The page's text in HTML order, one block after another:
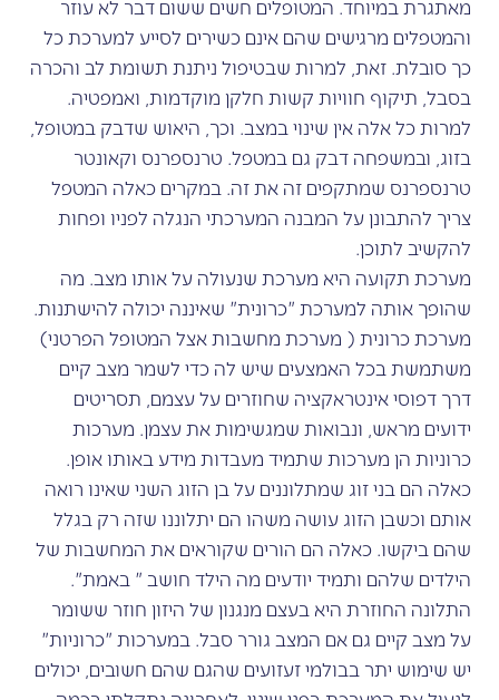
מאתגרת במיוחד. המטופלים חשים ששום דבר לא עוזר
והמטפלים מרגישים שהם אינם כשירים לסייע למערכת כל
כך סובלת. זאת, למרות שבטיפול ניתנת תשומת לב והכרה
בסבל, תיקוף חוויות קשות חלקן מוקדמות, ואמפטיה.
למרות כל אלה אין שינוי במצב. וכך, היאוש שדבק במטופל,
בזוג, ובמשפחה דבק גם במטפל. טרנספרנס וקאונטר
טרנספרנס שמתקפים זה את זה. במקרים כאלה המטפל
צריך להתבונן על המבנה המערכתי הנגלה לפניו ופחות
להקשיב לתוכן.
מערכת תקועה היא מערכת שנעולה על אותו מצב. מה
שהופך אותה למערכת "כרונית" שאיננה יכולה להישתנות.
מערכת כרונית ( מערכת מחשבות אצל המטופל הפרטני)
משתמשת בכל האמצעים שיש לה כדי לשמר מצב קיים
דרך דפוסי אינטראקציה שחוזרים על עצמם, תסריטים
ידועים מראש, ונבואות שמגשימות את עצמן. מערכות
כרוניות הן מערכות שתמיד מעבדות מידע באותו אופן.
כאלה הם בני זוג שמתלוננים על בן הזוג השני שאינו רואה
אותם וכשבן הזוג עושה משהו הם יתלוננו שזה רק בגלל
שהם ביקשו. כאלה הם הורים שקוראים את המחשבות של
הילדים שלהם ותמיד יודעים מה הילד חושב " באמת".
התלונה החוזרת היא בעצם מנגנון של היזון חוזר ששומר
על מצב קיים גם אם המצב גורר סבל. במערכות "כרוניות"
יש שימוש יתר בבולמי זעזועים שהגם שהם חשובים, יכולים